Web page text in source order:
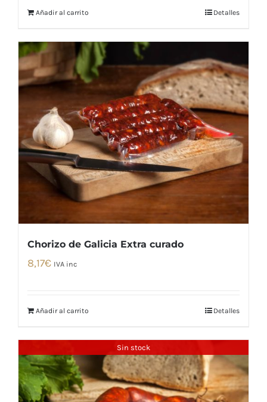
Añadir al carrito Detalles
Chorizo de Galicia Extra curado
8,17€ IVA inc
Añadir al carrito Detalles
Sin stock